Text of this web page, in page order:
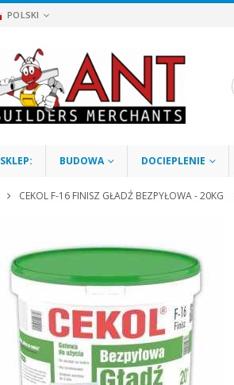
POLSKI
SKLEP: BUDOWA DOCIEPLENIE
CEKOL F-16 FINISZ GŁADŹ BEZPYŁOWA - 20KG